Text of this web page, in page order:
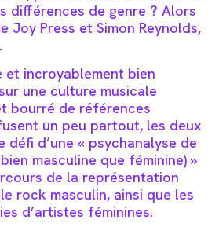
différences de genre ? Alors
Joy Press et Simon Reynolds,
et incroyablement bien
une culture musicale
bourré de références
un peu partout, les deux
défi d’une « psychanalyse de
masculine que féminine) »
de la représentation
rock masculin, ainsi que les
d’artistes féminines.